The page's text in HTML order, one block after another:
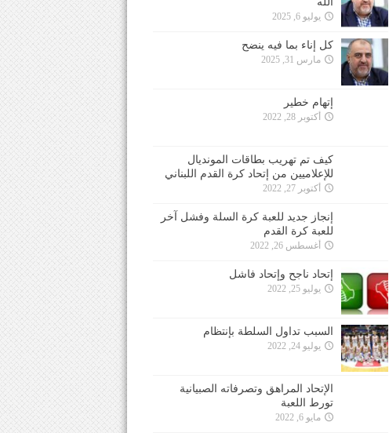
يوليو 6, 2025
كل إناء بما فيه ينضح
مارس 31, 2025
إتهام خطير
أكتوبر 28, 2022
كيف تم تهريب بطاقات المونديال
للإعلاميين من إتحاد كرة القدم اللبناني
أكتوبر 27, 2022
إنجاز جديد للعبة كرة السلة وفشل آخر
للعبة كرة القدم
أغسطس 26, 2022
إتحاد ناجح وإتحاد فاشل
يوليو 25, 2022
السبب تداول السلطة بإنتظام
يوليو 24, 2022
الإتحاد المراهق وتصرفاته الصبيانية
تورط اللعبة
مايو 6, 2022